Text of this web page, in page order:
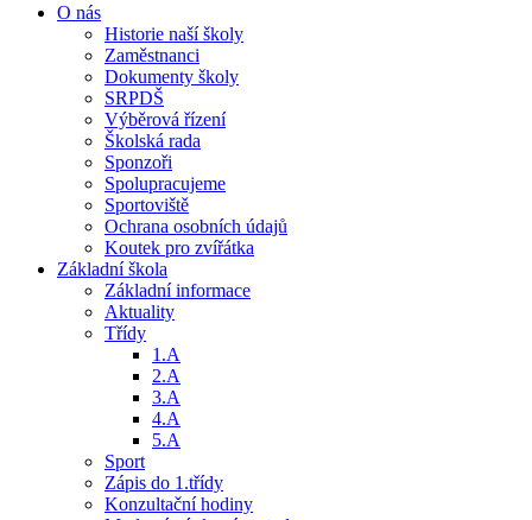
O nás
Historie naší školy
Zaměstnanci
Dokumenty školy
SRPDŠ
Výběrová řízení
Školská rada
Sponzoři
Spolupracujeme
Sportoviště
Ochrana osobních údajů
Koutek pro zvířátka
Základní škola
Základní informace
Aktuality
Třídy
1.A
2.A
3.A
4.A
5.A
Sport
Zápis do 1.třídy
Konzultační hodiny